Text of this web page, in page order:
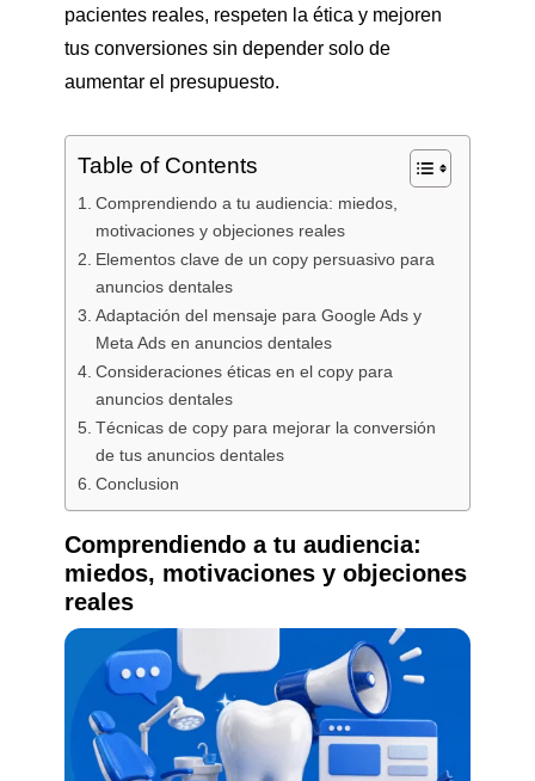
pacientes reales, respeten la ética y mejoren
tus conversiones sin depender solo de
aumentar el presupuesto.
Table of Contents
Comprendiendo a tu audiencia: miedos,
motivaciones y objeciones reales
Elementos clave de un copy persuasivo para
anuncios dentales
Adaptación del mensaje para Google Ads y
Meta Ads en anuncios dentales
Consideraciones éticas en el copy para
anuncios dentales
Técnicas de copy para mejorar la conversión
de tus anuncios dentales
Conclusion
Comprendiendo a tu audiencia:
miedos, motivaciones y objeciones
reales